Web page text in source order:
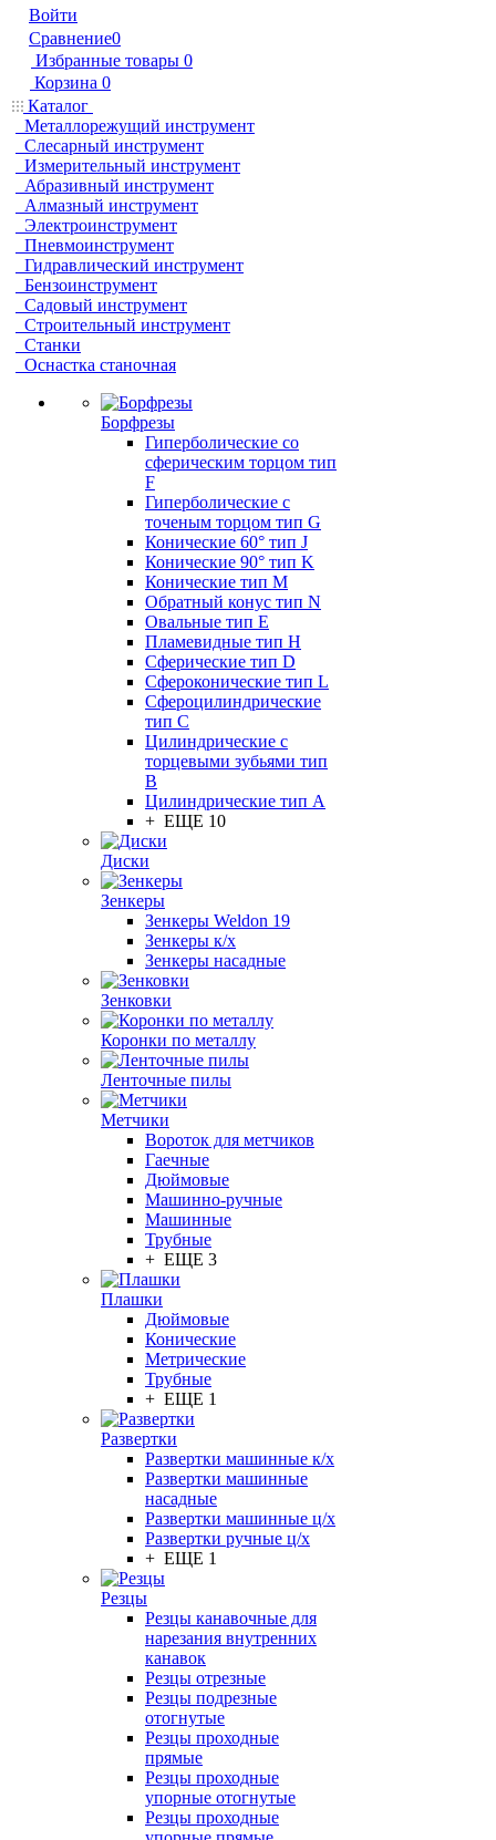
Войти
Сравнение0
Избранные товары 0
Корзина 0
Каталог
Металлорежущий инструмент
Слесарный инструмент
Измерительный инструмент
Абразивный инструмент
Алмазный инструмент
Электроинструмент
Пневмоинструмент
Гидравлический инструмент
Бензоинструмент
Садовый инструмент
Строительный инструмент
Станки
Оснастка станочная
Борфрезы
Гиперболические cо
сферическим торцом тип
F
Гиперболические с
точеным торцом тип G
Конические 60° тип J
Конические 90° тип K
Конические тип M
Обратный конус тип N
Овальные тип E
Пламевидные тип H
Сферические тип D
Сфероконические тип L
Сфероцилиндрические
тип C
Цилиндрические с
торцевыми зубьями тип
B
Цилиндрические тип А
+ ЕЩЕ 10
Диски
Зенкеры
Зенкеры Weldon 19
Зенкеры к/х
Зенкеры насадные
Зенковки
Коронки по металлу
Ленточные пилы
Метчики
Вороток для метчиков
Гаечные
Дюймовые
Машинно-ручные
Машинные
Трубные
+ ЕЩЕ 3
Плашки
Дюймовые
Конические
Метрические
Трубные
+ ЕЩЕ 1
Развертки
Развертки машинные к/х
Развертки машинные
насадные
Развертки машинные ц/х
Развертки ручные ц/х
+ ЕЩЕ 1
Резцы
Резцы канавочные для
нарезания внутренних
канавок
Резцы отрезные
Резцы подрезные
отогнутые
Резцы проходные
прямые
Резцы проходные
упорные отогнутые
Резцы проходные